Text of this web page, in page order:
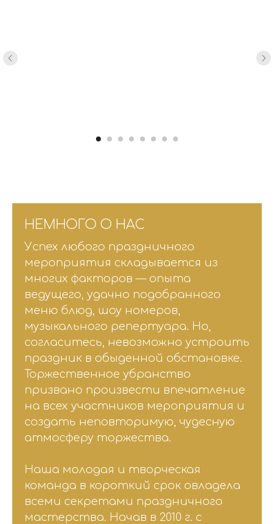
НЕМНОГО О НАС
Успех любого праздничного
мероприятия складывается из
многих факторов — опыта
ведущего, удачно подобранного
меню блюд, шоу номеров,
музыкального репертуара. Но,
согласитесь, невозможно устроить
праздник в обыденной обстановке.
Торжественное убранство
призвано произвести впечатление
на всех участников мероприятия и
создать неповторимую, чудесную
атмосферу торжества.
Наша молодая и творческая
команда в короткий срок овладела
всеми секретами праздничного
мастерства. Начав в 2010 г. с